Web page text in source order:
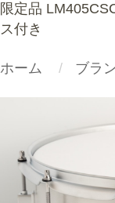
限定品
ス付き
ホーム ブラ